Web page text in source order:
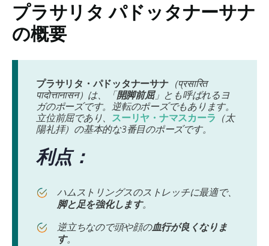
プラサリタ パドッタナーサナ
の概要
プラサリタ・パドッタナーサナ（प्रसारित
पादोत्तानासन）は、「開脚前屈」とも呼ばれるヨ
ガのポーズです。逆転のポーズでもあります。
立位前屈であり、 スーリヤ・ナマスカーラ （太
陽礼拝）の基本的な3番目のポーズです。
利点：
ハムストリングスのストレッチに最適で、
脚と足を強化します。
逆立ちなので頭や顔の血行が良くなりま
す。